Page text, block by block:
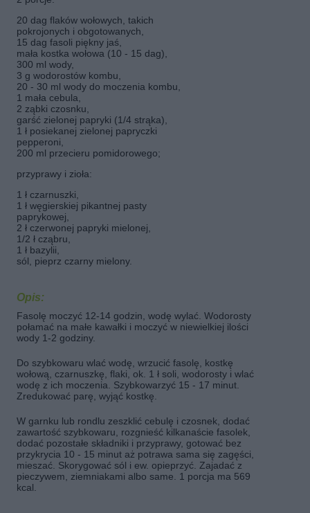
20 dag flaków wołowych, takich
pokrojonych i obgotowanych,
15 dag fasoli piękny jaś,
mała kostka wołowa (10 - 15 dag),
300 ml wody,
3 g wodorostów kombu,
20 - 30 ml wody do moczenia kombu,
1 mała cebula,
2 ząbki czosnku,
garść zielonej papryki (1/4 strąka),
1 ł posiekanej zielonej papryczki
pepperoni,
200 ml przecieru pomidorowego;
przyprawy i zioła:
1 ł czarnuszki,
1 ł węgierskiej pikantnej pasty
paprykowej,
2 ł czerwonej papryki mielonej,
1/2 ł cząbru,
1 ł bazylii,
sól, pieprz czarny mielony.
Opis:
Fasolę moczyć 12-14 godzin, wodę wylać. Wodorosty
połamać na małe kawałki i moczyć w niewielkiej ilości
wody 1-2 godziny.
Do szybkowaru wlać wodę, wrzucić fasolę, kostkę
wołową, czarnuszkę, flaki, ok. 1 ł soli, wodorosty i wlać
wodę z ich moczenia. Szybkowarzyć 15 - 17 minut.
Zredukować parę, wyjąć kostkę.
W garnku lub rondlu zeszklić cebulę i czosnek, dodać
zawartość szybkowaru, rozgnieść kilkanaście fasolek,
dodać pozostałe składniki i przyprawy, gotować bez
przykrycia 10 - 15 minut aż potrawa sama się zagęści,
mieszać. Skorygować sól i ew. opieprzyć. Zajadać z
pieczywem, ziemniakami albo same. 1 porcja ma 569
kcal.